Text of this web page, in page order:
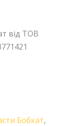
від ТОВ
Бобкат,